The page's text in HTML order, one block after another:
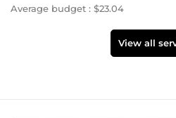
Average budget : $23.04
View all